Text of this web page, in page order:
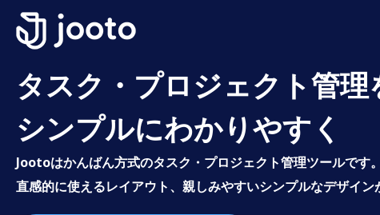
タスク・プロジェクト管理
シンプルにわかりやすく
Jootoはかんばん方式のタスク・プロジェクト管理ツールです。
直感的に使えるレイアウト、親しみやすいシンプルなデザイン